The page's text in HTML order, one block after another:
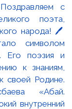
с
поэта,
народа! 🖊️
символом
Его поэзия и
к знаниям,
своей Родине.
«Абай.
внутренний